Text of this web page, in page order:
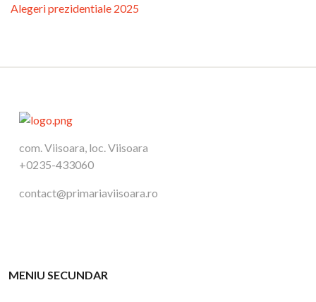
Alegeri prezidentiale 2025
com. Viisoara, loc. Viisoara
+0235-433060
contact@primariaviisoara.ro
MENIU SECUNDAR